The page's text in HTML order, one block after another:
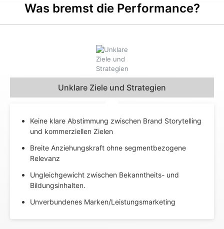
Was bremst die Performance?​
Unklare Ziele und Strategien​
Keine klare Abstimmung zwischen Brand Storytelling
und kommerziellen Zielen
Breite Anziehungskraft ohne segmentbezogene
Relevanz
Ungleichgewicht zwischen Bekanntheits- und
Bildungsinhalten.
Unverbundenes Marken/Leistungsmarketing